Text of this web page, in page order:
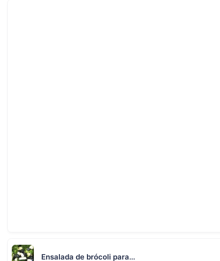
Ensalada de brócoli para...